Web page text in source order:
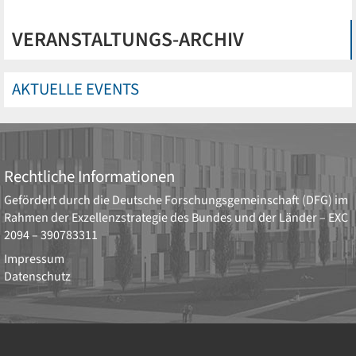
VERANSTALTUNGS-ARCHIV
AKTUELLE EVENTS
Rechtliche Informationen
Gefördert durch dieDeutsche Forschungsgemeinschaft (DFG) im
Rahmen der Exzellenzstrategie des Bundes und der Länder – EXC
2094 – 390783311
Impressum
Datenschutz